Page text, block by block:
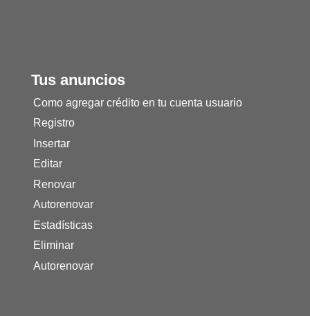
Tus anuncios
Como agregar crédito en tu cuenta usuario
Registro
Insertar
Editar
Renovar
Autorenovar
Estadísticas
Eliminar
Autorenovar